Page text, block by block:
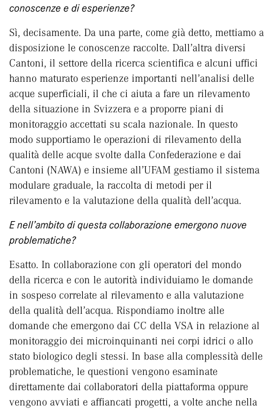
conoscenze e di esperienze?
Sì, decisamente. Da una parte, come già detto, mettiamo a
disposizione le conoscenze raccolte. Dall’altra diversi
Cantoni, il settore della ricerca scientifica e alcuni uffici
hanno maturato esperienze importanti nell’analisi delle
acque superficiali, il che ci aiuta a fare un rilevamento
della situazione in Svizzera e a proporre piani di
monitoraggio accettati su scala nazionale. In questo
modo supportiamo le operazioni di rilevamento della
qualità delle acque svolte dalla Confederazione e dai
Cantoni (NAWA) e insieme all’UFAM gestiamo il sistema
modulare graduale, la raccolta di metodi per il
rilevamento e la valutazione della qualità dell’acqua.
E nell’ambito di questa collaborazione emergono nuove
problematiche?
Esatto. In collaborazione con gli operatori del mondo
della ricerca e con le autorità individuiamo le domande
in sospeso correlate al rilevamento e alla valutazione
della qualità dell’acqua. Rispondiamo inoltre alle
domande che emergono dai CC della VSA in relazione al
monitoraggio dei microinquinanti nei corpi idrici o allo
stato biologico degli stessi. In base alla complessità delle
problematiche, le questioni vengono esaminate
direttamente dai collaboratori della piattaforma oppure
vengono avviati e affiancati progetti, a volte anche nella